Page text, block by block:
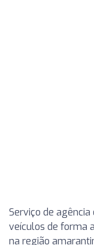
Serviço de
veículos de forma
na região